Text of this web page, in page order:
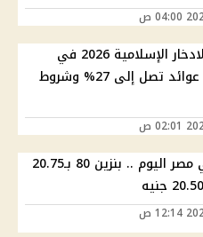
أفضل شهادات الادخار الإسلامية 2026 في
البنوك المصرية.. عوائد تصل إلى 27% وشروط
أسعار الوقود في مصر اليوم .. بنزين 80 بـ20.75